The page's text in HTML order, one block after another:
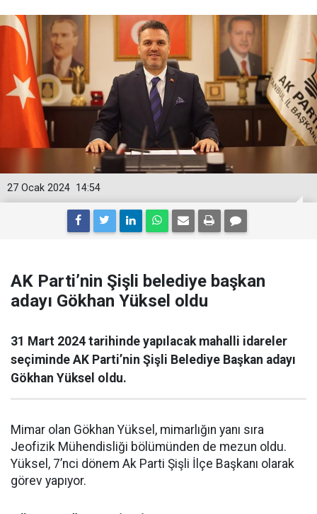
14:54
27 Ocak 2024
AK Parti’nin Şişli belediye başkan
adayı Gökhan Yüksel oldu
31 Mart 2024 tarihinde yapılacak mahalli idareler
seçiminde AK Parti’nin Şişli Belediye Başkan adayı
Gökhan Yüksel oldu.
Mimar olan Gökhan Yüksel, mimarlığın yanı sıra
Jeofizik Mühendisliği bölümünden de mezun oldu.
Yüksel, 7’nci dönem Ak Parti Şişli İlçe Başkanı olarak
görev yapıyor.